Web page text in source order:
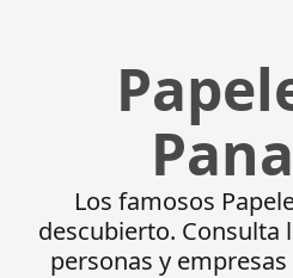
Los famosos
descubierto. Consulta
personas y